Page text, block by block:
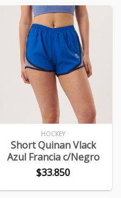
HOCKEY
Short Quinan Vlack
Azul Francia c/Negro
$33.850